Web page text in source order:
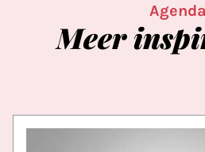
Agenda
Meer